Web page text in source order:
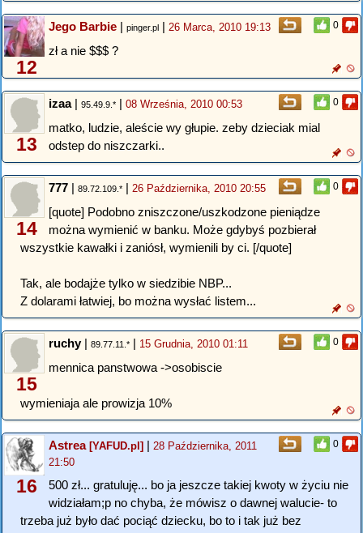
0
12
Jego Barbie | pinger.pl | 26 Marca, 2010 19:13
zł a nie $$$ ?
0
13
izaa| 95.49.9.* | 08 Września, 2010 00:53
matko, ludzie, aleście wy głupie. zeby dzieciak mial
odstep do niszczarki..
0
14
777 | 89.72.109.* | 26 Października, 2010 20:55
[quote] Podobno zniszczone/uszkodzone pieniądze
można wymienić w banku. Może gdybyś pozbierał
wszystkie kawałki i zaniósł, wymienili by ci. [/quote]
Tak, ale bodajże tylko w siedzibie NBP...
Z dolarami łatwiej, bo można wysłać listem...
0
15
ruchy| 89.77.11.* | 15 Grudnia, 2010 01:11
mennica panstwowa ->osobiscie
wymieniaja ale prowizja 10%
0
16
Astrea[YAFUD.pl] | 28 Października, 2011
21:50
500 zł... gratuluję... bo ja jeszcze takiej kwoty w życiu nie
widziałam;p no chyba, że mówisz o dawnej walucie- to
trzeba już było dać pociąć dziecku, bo to i tak już bez